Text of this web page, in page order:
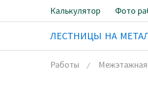
Калькулятор Фото
ЛЕСТНИЦЫ НА
Работы